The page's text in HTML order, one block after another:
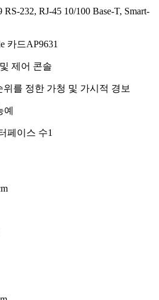
RS-232, RJ-45 10/100 Base-T, Smart-
카드AP9631
제어 콘솔
를 정한 가청 및 가시적 경보
예
페이스 수1